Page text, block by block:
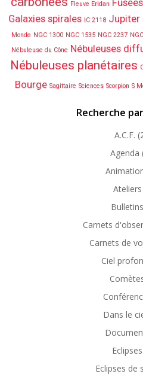
Fleuve Eridan
Galaxies spirales
IC 2118 Jupiter
Monde NGC 1300 NGC 1535 NGC 2237
Nébuleuse du Cône Nébuleuses
Nébuleuses planétaires
Bourge Sagittaire Sciences Scorpion S
Recherche
A.C.F.
Agenda
Ateliers
Bulletins
Carnets
Carnets de
Ciel
Dans le
Eclipses
Eclipses de